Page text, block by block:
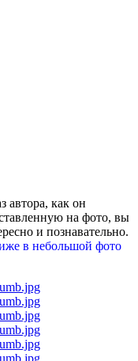
автора, как он
на фото, вы
и познавательно.
в небольшой фото